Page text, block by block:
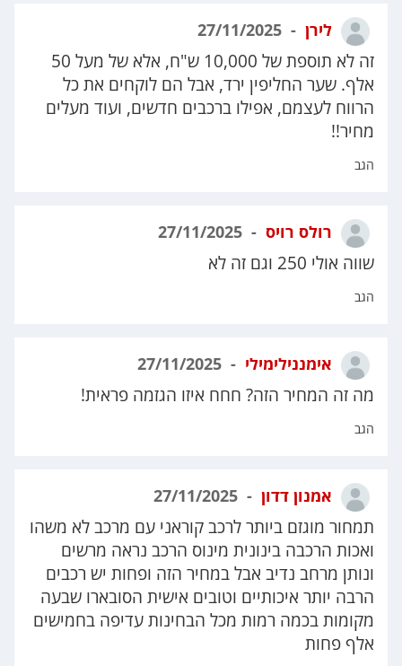
לירן
זה לא תוספת של 10,000 ש"ח, אלא של מעל 50
אלף. שער החליפין ירד, אבל הם לוקחים את כל
הרווח לעצמם, אפילו ברכבים חדשים, ועוד מעלים
מחיר!!
הגב
רולס רויס
שווה אולי 250 וגם זה לא
הגב
אימננילימילי
מה זה המחיר הזה? חחח איזו הגזמה פראית!
הגב
אמנון דדון
תמחור מוגזם ביותר לרכב קוראני עם מרכב לא משהו
ואכות הרכבה בינונית מינוס הרכב נראה מרשים
ונותן מרחב נדיב אבל במחיר הזה ופחות יש רכבים
הרבה יותר איכותיים וטובים אישית הסובארו שבעה
מקומות בכמה רמות מכל הבחינות עדיפה בחמישים
אלף פחות